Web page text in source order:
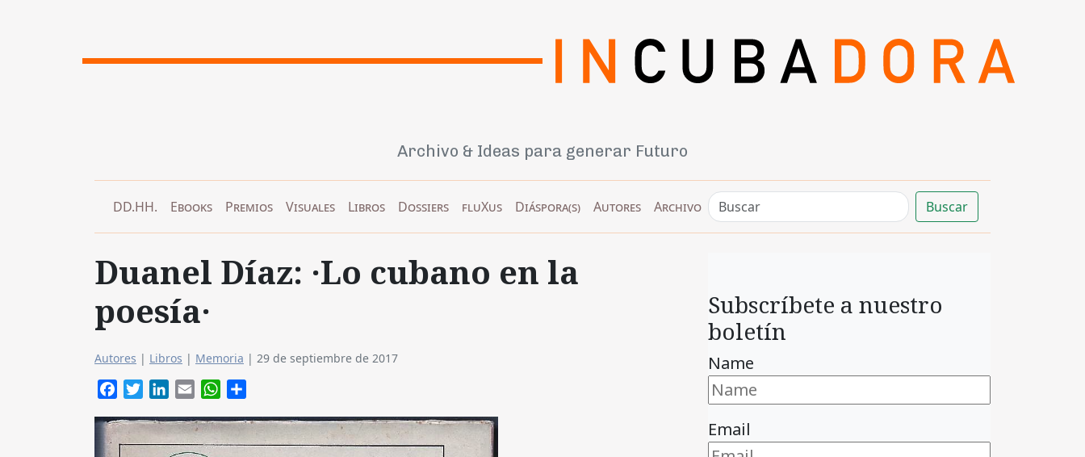
Archivo & Ideas para generar Futuro
DD.HH. Ebooks Premios Visuales Libros Dossiers fluXus Diáspora(s) Autores Archivo Buscar
Duanel Díaz: ·Lo cubano en la
poesía·
Autores | Libros | Memoria | 29 de septiembre de 2017
FacebookTwitterLinkedIn
Email WhatsApp
Subscríbete a nuestro
boletín
Name
Email